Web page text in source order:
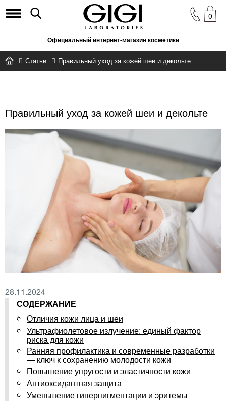
Официальный интернет-магазин косметики
0
Статьи Правильный уход за кожей шеи и декольте
Правильный уход за кожей шеи и декольте
28.11.2024
СОДЕРЖАНИЕ
Отличия кожи лица и шеи
Ультрафиолетовое излучение: единый фактор
риска для кожи
Ранняя профилактика и современные разработки
— ключ к сохранению молодости кожи
Повышение упругости и эластичности кожи
Антиоксидантная защита
Уменьшение гиперпигментации и эритемы